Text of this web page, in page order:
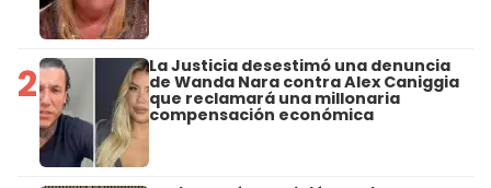
2 La Justicia desestimó una denuncia
de Wanda Nara contra Alex Caniggia
que reclamará una millonaria
compensación económica